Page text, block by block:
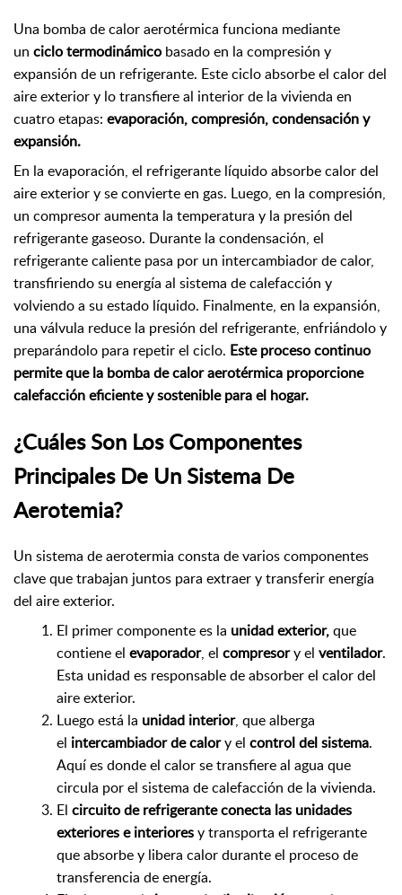
Una bomba de calor aerotérmica funciona mediante
un ciclo termodinámico basado en la compresión y
expansión de un refrigerante. Este ciclo absorbe el calor del
aire exterior y lo transfiere al interior de la vivienda en
cuatro etapas: evaporación, compresión, condensación y
expansión.
En la evaporación, el refrigerante líquido absorbe calor del
aire exterior y se convierte en gas. Luego, en la compresión,
un compresor aumenta la temperatura y la presión del
refrigerante gaseoso. Durante la condensación, el
refrigerante caliente pasa por un intercambiador de calor,
transfiriendo su energía al sistema de calefacción y
volviendo a su estado líquido. Finalmente, en la expansión,
una válvula reduce la presión del refrigerante, enfriándolo y
preparándolo para repetir el ciclo. Este proceso continuo
permite que la bomba de calor aerotérmica proporcione
calefacción eficiente y sostenible para el hogar.
¿Cuáles Son Los Componentes
Principales De Un Sistema De
Aerotemia?
Un sistema de aerotermia consta de varios componentes
clave que trabajan juntos para extraer y transferir energía
del aire exterior.
El primer componente es la unidad exterior,que
contiene el evaporador, el compresory el ventilador.
Esta unidad es responsable de absorber el calor del
aire exterior.
Luego está la unidad interior, que alberga
el intercambiador de calory el control del sistema.
Aquí es donde el calor se transfiere al agua que
circula por el sistema de calefacción de la vivienda.
El circuito de refrigerante conecta las unidades
exteriores e interioresy transporta el refrigerante
que absorbe y libera calor durante el proceso de
transferencia de energía.